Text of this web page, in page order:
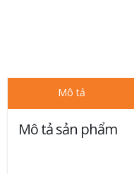
Mô tả
Mô tả sản phẩm